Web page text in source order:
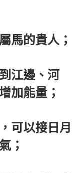
馬的貴人；
江邊、河
加能量；
可以接日月
；